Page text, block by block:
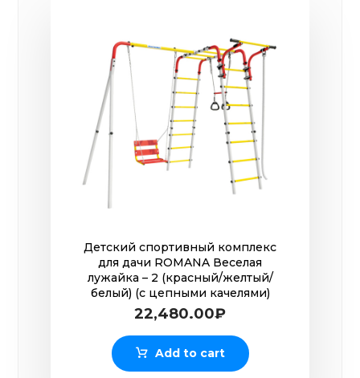
Детский спортивный комплекс
для дачи ROMANA Веселая
лужайка – 2 (красный/желтый/
белый) (с цепными качелями)
22,480.00₽
Add to cart